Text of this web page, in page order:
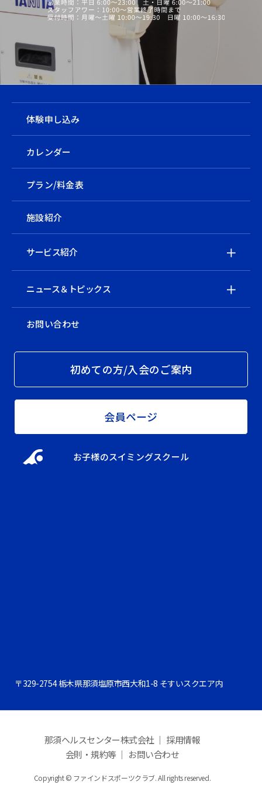
体験申し込み
カレンダー
プラン/料金表
施設紹介
サービス紹介
ニュース＆トピックス
お問い合わせ
初めての方/入会のご案内
会員ページ
お子様のスイミングスクール
〒329-2754 栃木県那須塩原市西大和1-8 そすいスクエア内
那須ヘルスセンター株式会社 ｜ 採用情報
会則・規約等 ｜ お問い合わせ
Copyright © ファインドスポーツクラブ. All rights reserved.